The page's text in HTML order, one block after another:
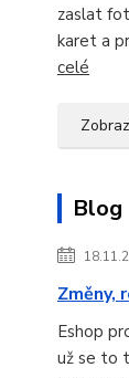
zaslat
karet a
celé
Blog
Změny,
Eshop
už se to